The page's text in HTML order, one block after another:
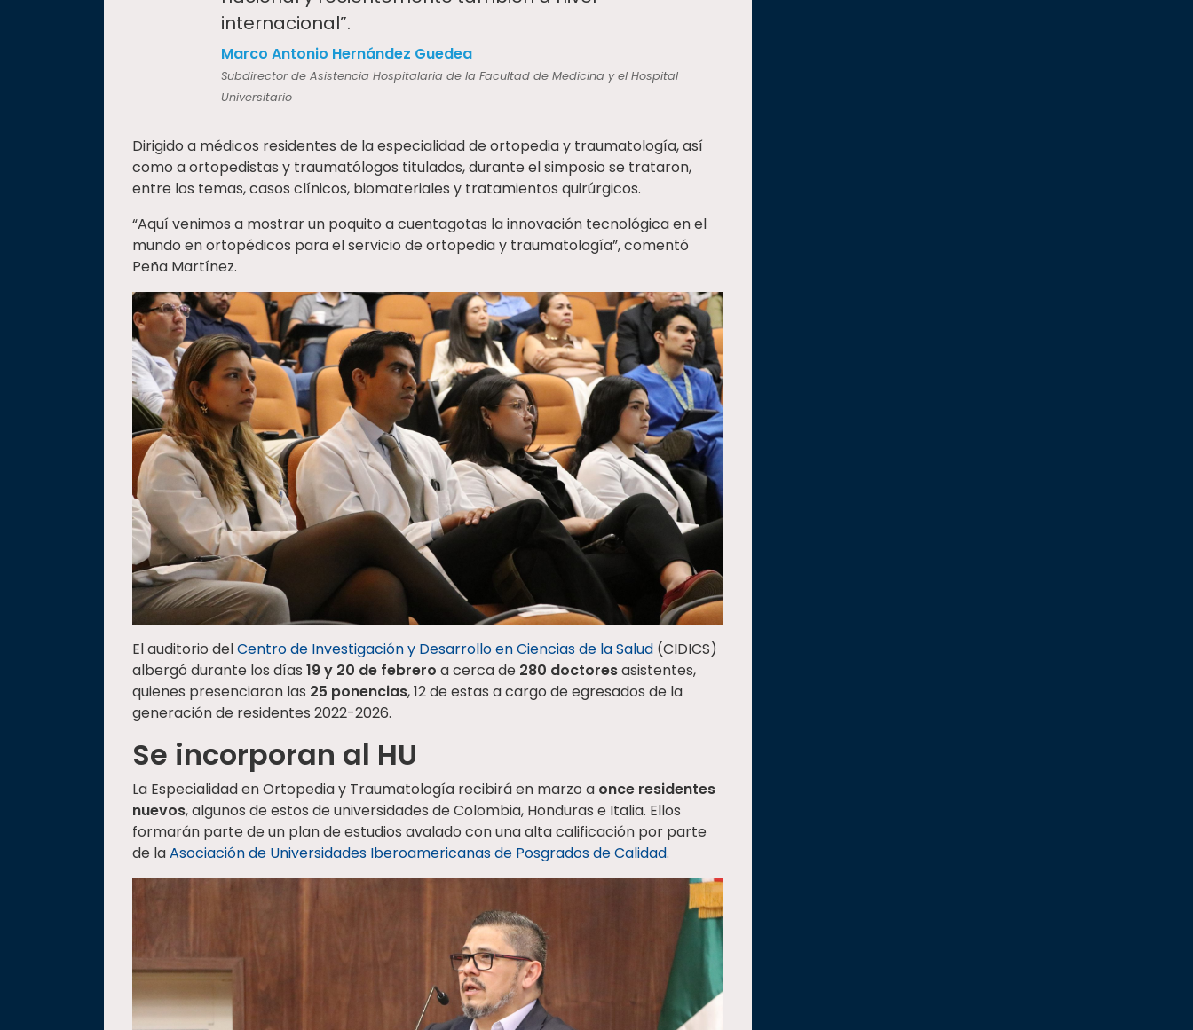
internacional”.
Marco Antonio Hernández Guedea
Subdirector de Asistencia Hospitalaria de la Facultad de Medicina y el Hospital
Universitario
Dirigido a médicos residentes de la especialidad de ortopedia y traumatología, así
como a ortopedistas y traumatólogos titulados, durante el simposio se trataron,
entre los temas, casos clínicos, biomateriales y tratamientos quirúrgicos.
“Aquí venimos a mostrar un poquito a cuentagotas la innovación tecnológica en el
mundo en ortopédicos para el servicio de ortopedia y traumatología”, comentó
Peña Martínez.
El auditorio delCentro de Investigación y Desarrollo en Ciencias de la Salud (CIDICS)
albergó durante los días 19 y 20 de febrero a cerca de 280 doctoresasistentes,
quienes presenciaron las 25 ponencias, 12 de estas a cargo de egresados de la
generación de residentes 2022-2026.
Se incorporan al HU
La Especialidad en Ortopedia y Traumatología recibirá en marzo a once residentes
nuevos, algunos de estos de universidades de Colombia, Honduras e Italia. Ellos
formarán parte de un plan de estudios avalado con una alta calificación por parte
de laAsociación de Universidades Iberoamericanas de Posgrados de Calidad.